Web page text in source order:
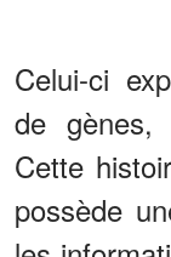
Celui-ci
de
Cette
possède